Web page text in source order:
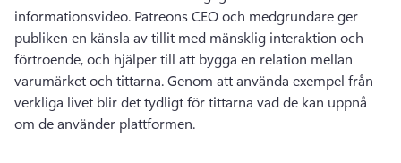
informationsvideo. Patreons CEO och medgrundare ger
publiken en känsla av tillit med mänsklig interaktion och
förtroende, och hjälper till att bygga en relation mellan
varumärket och tittarna. Genom att använda exempel från
verkliga livet blir det tydligt för tittarna vad de kan uppnå
om de använder plattformen.